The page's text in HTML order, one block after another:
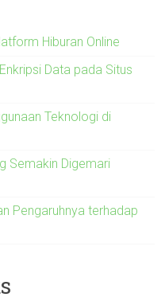
Hiburan Online
Data pada Situs
Teknologi di
Semakin Digemari
Pengaruhnya terhadap